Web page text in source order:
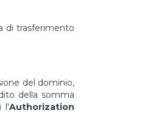
di trasferimento
del dominio,
della somma
l'Authorization